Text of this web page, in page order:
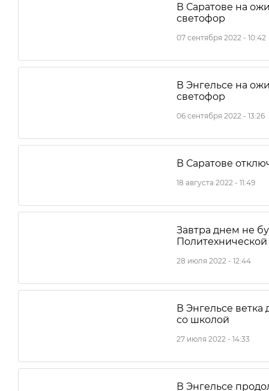
В Саратове на
светофор
07 сентября 2022 - 10:42
В Энгельсе на
светофор
06 сентября 2022 - 13:26
В Саратове
18 августа 2022 - 11:49
Завтра днем не
Политехнической
28 июля 2022 - 12:44
В Энгельсе
со школой
27 июля 2022 - 14:33
В Энгельсе